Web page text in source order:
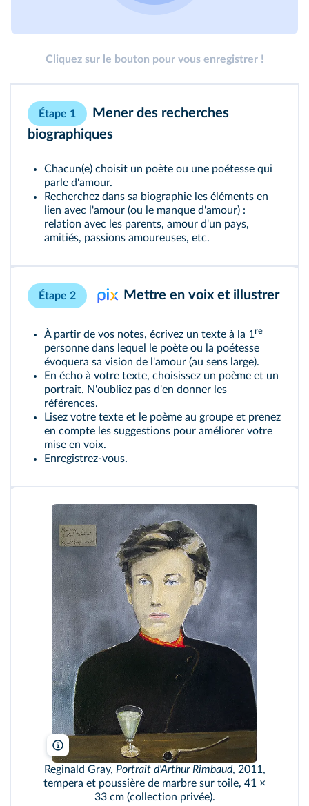
Cliquez sur le bouton pour vous enregistrer !
Étape 1
Mener des recherches
biographiques
Chacun(e) choisit un poète ou une poétesse qui
parle d'amour.
Recherchez dans sa biographie les éléments en
lien avec l'amour (ou le manque d'amour) :
relation avec les parents, amour d'un pays,
amitiés, passions amoureuses, etc.
Étape 2 Mettre en voix et illustrer
À partir de vos notes, écrivez un texte à la 1re
personne dans lequel le poète ou la poétesse
évoquera sa vision de l'amour (au sens large).
En écho à votre texte, choisissez un poème et un
portrait. N'oubliez pas d'en donner les
références.
Lisez votre texte et le poème au groupe et prenez
en compte les suggestions pour améliorer votre
mise en voix.
Enregistrez-vous.
Reginald gray/Wikimedia
Reginald Gray, Portrait d'Arthur Rimbaud, 2011,
tempera et poussière de marbre sur toile, 41 ×
33 cm (collection privée).